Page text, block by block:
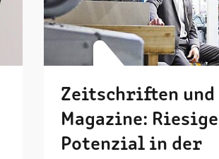
Zeitschriften und
Magazine:
Potenzial in der